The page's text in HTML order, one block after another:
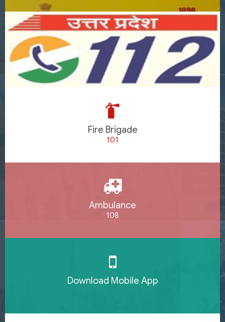
Fire Brigade
101
Ambulance
108
Download Mobile App